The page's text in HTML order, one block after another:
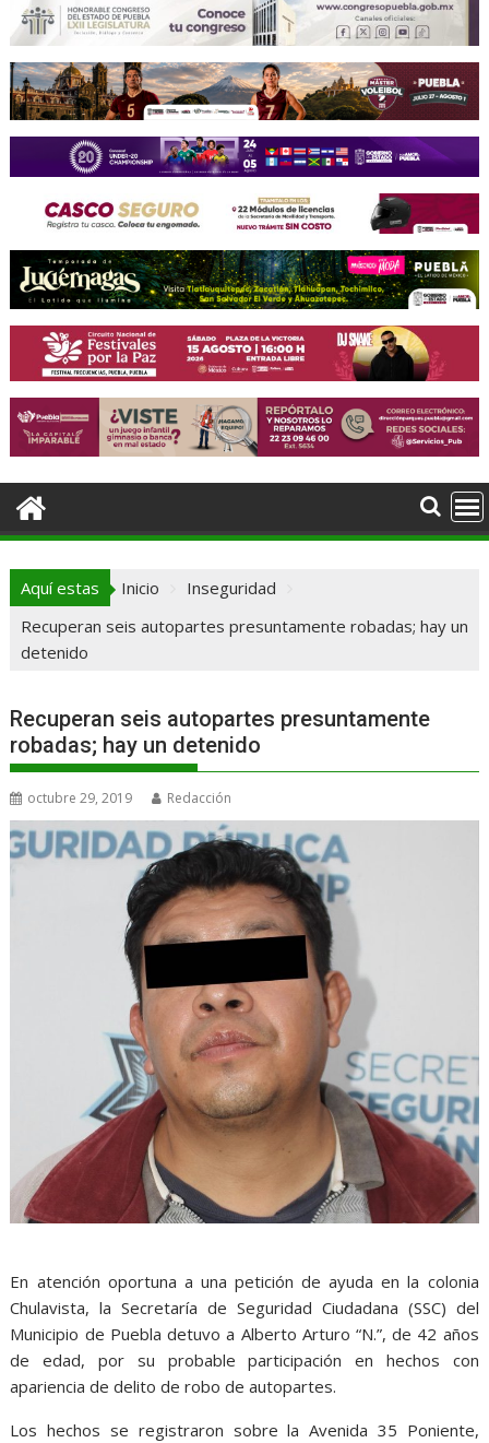
Aquí estas Inicio
Inseguridad
Recuperan seis autopartes presuntamente robadas; hay un
detenido
Recuperan seis autopartes presuntamente
robadas; hay un detenido
octubre 29, 2019 Redacción
En atención oportuna a una petición de ayuda en la colonia
Chulavista, la Secretaría de Seguridad Ciudadana (SSC) del
Municipio de Puebla detuvo a Alberto Arturo “N.”, de 42 años
de edad, por su probable participación en hechos con
apariencia de delito de robo de autopartes.
Los hechos se registraron sobre la Avenida 35 Poniente,